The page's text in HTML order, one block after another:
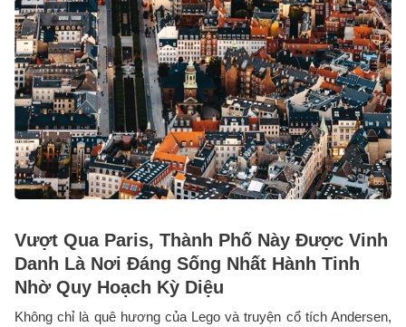
Vượt Qua Paris, Thành Phố Này Được Vinh
Danh Là Nơi Đáng Sống Nhất Hành Tinh
Nhờ Quy Hoạch Kỳ Diệu
Không chỉ là quê hương của Lego và truyện cổ tích Andersen,